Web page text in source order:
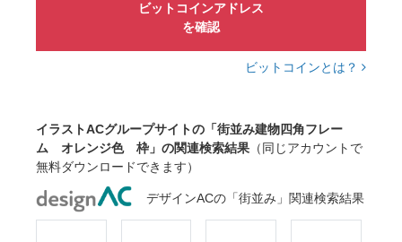
ビットコインアドレス
を確認
ビットコインとは？
イラストACグループサイトの「街並み建物四角フレー
ム オレンジ色 枠」の関連検索結果 （同じアカウントで
無料ダウンロードできます）
デザインACの「街並み」関連検索結果